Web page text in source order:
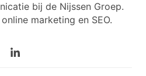
bij de Nijssen Groep.
marketing en SEO.